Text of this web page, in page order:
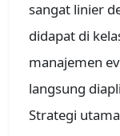
sangat linier
didapat di
manajemen
langsung
Strategi